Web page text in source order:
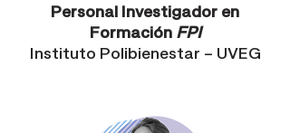
Personal Investigador en
Formación FPI
Instituto Polibienestar – UVEG